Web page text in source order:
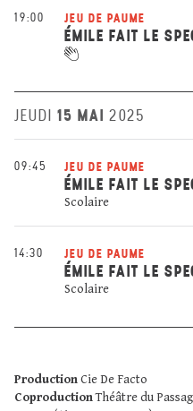
19:00 JEU DE PAUME
ÉMILE FAIT LE
JEUDI 15 MAI 2025
09:45 JEU DE PAUME
ÉMILE FAIT LE
Scolaire
14:30 JEU DE PAUME
ÉMILE FAIT LE
Scolaire
ProductionCie De Facto
CoproductionThéâtre du